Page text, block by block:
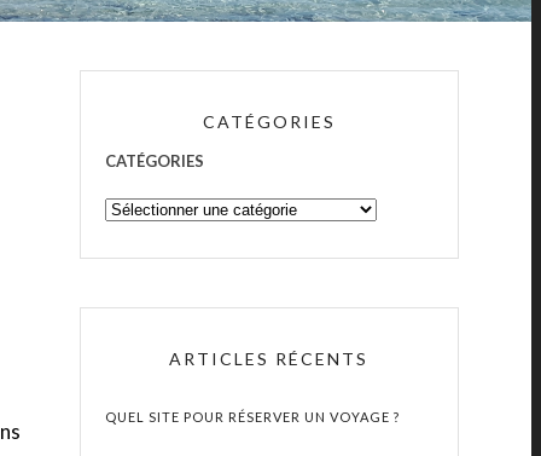
CATÉGORIES
CATÉGORIES
ARTICLES RÉCENTS
QUEL SITE POUR RÉSERVER UN VOYAGE ?